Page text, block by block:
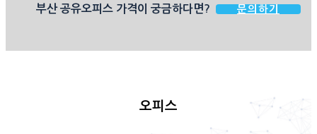
부산 공유오피스 가격이 궁금하다면? 문의하기
오피스